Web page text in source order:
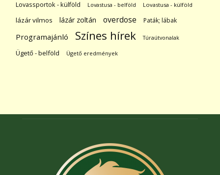
Lovassportok - külföld Lovastusa - belföld Lovastusa - külföld
lázár vilmos lázár zoltán overdose Paták; lábak
Programajánló Színes hírek Túraútvonalak
Ügető - belföld Ügető eredmények